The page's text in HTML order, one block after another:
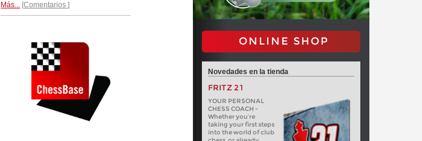
de los espectadores para saber
qué perfeccionarían si pudieran.
Es cierto que sigue habiendo
cierto recelo entre los
ajedrecistas puristas contra esa
modalidad, pero tal y como
comentó Peter Svidler, hay sitio
más que suficiente para
Más... Comentarios
ONLINE SHOP
Novedades en la tienda
FRITZ 21
YOUR PERSONAL
CHESS COACH -
Whether you’re
taking your first steps
into the world of club